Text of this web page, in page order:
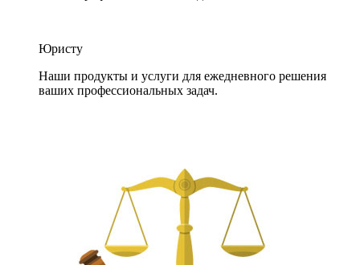
Юристу
Наши продукты и услуги для ежедневного решения
ваших профессиональных задач.